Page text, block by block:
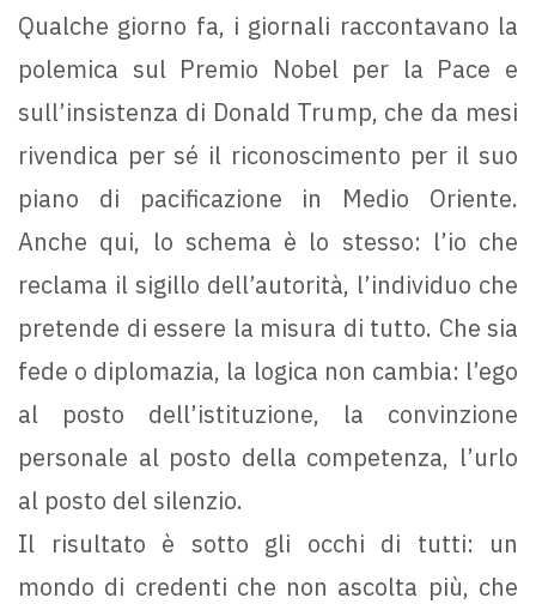
Qualche giorno fa, i giornali raccontavano la
polemica sul Premio Nobel per la Pace e
sull’insistenza di Donald Trump, che da mesi
rivendica per sé il riconoscimento per il suo
piano di pacificazione in Medio Oriente.
Anche qui, lo schema è lo stesso: l’io che
reclama il sigillo dell’autorità, l’individuo che
pretende di essere la misura di tutto. Che sia
fede o diplomazia, la logica non cambia: l’ego
al posto dell’istituzione, la convinzione
personale al posto della competenza, l’urlo
al posto del silenzio.
Il risultato è sotto gli occhi di tutti: un
mondo di credenti che non ascolta più, che